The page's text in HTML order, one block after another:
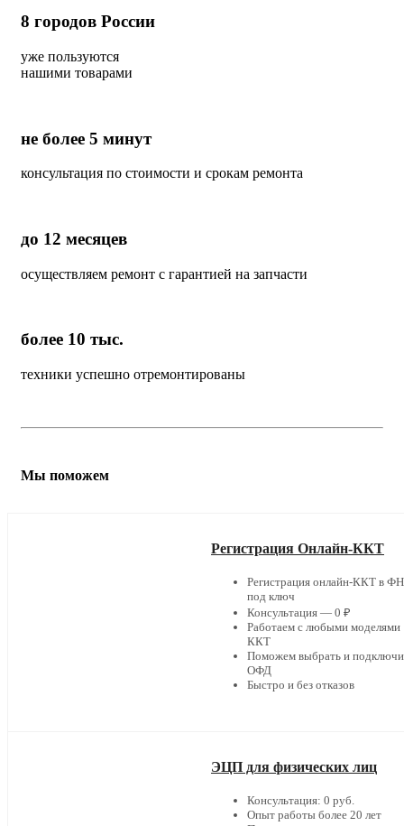
8 городов России
уже пользуются
нашими товарами
не более 5 минут
консультация по стоимости и срокам ремонта
до 12 месяцев
осуществляем ремонт с гарантией на запчасти
более 10 тыс.
техники успешно отремонтированы
Мы поможем
Регистрация Онлайн-ККТ
Регистрация онлайн-ККТ в
под ключ
Консультация — 0 ₽
Работаем с любыми моделями
ККТ
Поможем выбрать и
ОФД
Быстро и без отказов
ЭЦП для физических лиц
Консультация: 0 руб.
Опыт работы более 20 лет